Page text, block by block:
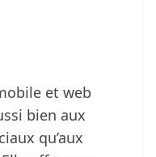
et web
bien aux
qu’aux